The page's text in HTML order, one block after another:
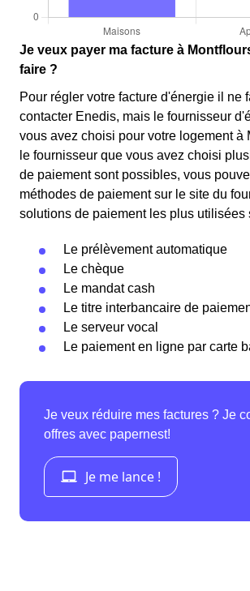
Je veux payer ma facture à
faire ?
Pour régler votre facture d'énergie il ne
contacter Enedis, mais le fournisseur
vous avez choisi pour votre logement à
le fournisseur que vous avez choisi
de paiement sont possibles, vous
méthodes de paiement sur le site du
solutions de paiement les plus utilisées
Le prélèvement automatique
Le chèque
Le mandat cash
Le titre interbancaire de
Le serveur vocal
Le paiement en ligne par carte